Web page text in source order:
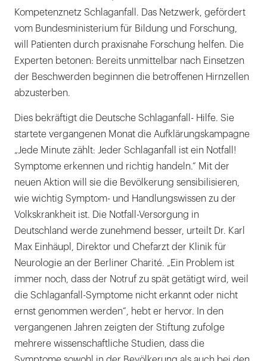
Kompetenznetz Schlaganfall. Das Netzwerk, gefördert
vom Bundesministerium für Bildung und Forschung,
will Patienten durch praxisnahe Forschung helfen. Die
Experten betonen: Bereits unmittelbar nach Einsetzen
der Beschwerden beginnen die betroffenen Hirnzellen
abzusterben.
Dies bekräftigt die Deutsche Schlaganfall- Hilfe. Sie
startete vergangenen Monat die Aufklärungskampagne
„Jede Minute zählt: Jeder Schlaganfall ist ein Notfall!
Symptome erkennen und richtig handeln.“ Mit der
neuen Aktion will sie die Bevölkerung sensibilisieren,
wie wichtig Symptom- und Handlungswissen zu der
Volkskrankheit ist. Die Notfall-Versorgung in
Deutschland werde zunehmend besser, urteilt Dr. Karl
Max Einhäupl, Direktor und Chefarzt der Klinik für
Neurologie an der Berliner Charité. „Ein Problem ist
immer noch, dass der Notruf zu spät getätigt wird, weil
die Schlaganfall-Symptome nicht erkannt oder nicht
ernst genommen werden“, hebt er hervor. In den
vergangenen Jahren zeigten der Stiftung zufolge
mehrere wissenschaftliche Studien, dass die